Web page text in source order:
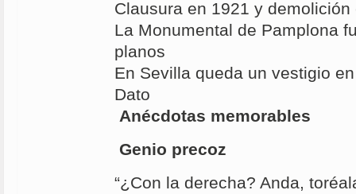
Clausura en 1921 y demolición
La Monumental de Pamplona
planos
En Sevilla queda un vestigio
Dato
Anécdotas memorables
Genio precoz
“¿Con la derecha? Anda,